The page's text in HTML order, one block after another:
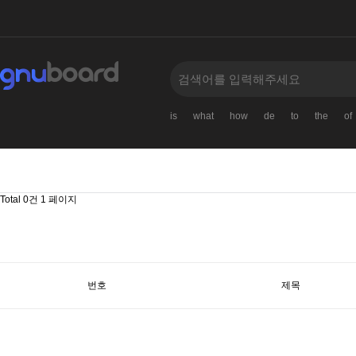
is what how de to the of
Total 0건 1 페이지
번호 제목